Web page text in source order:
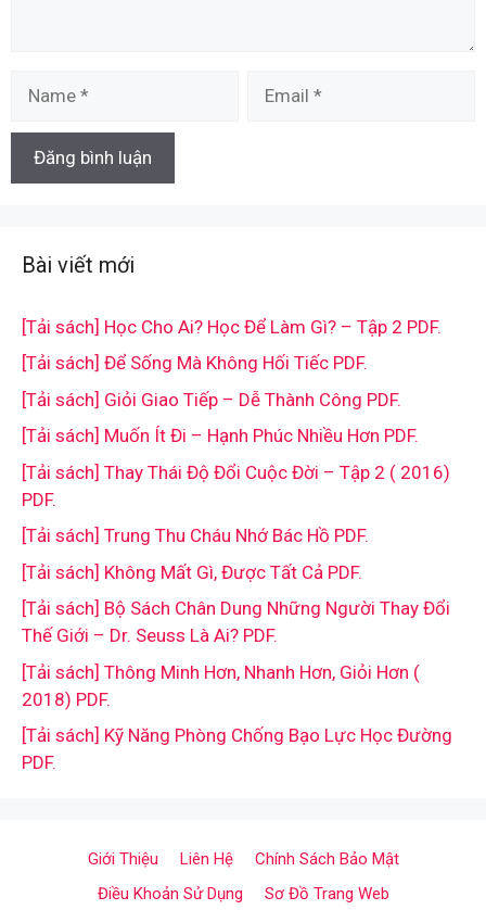
Bài viết mới
[Tải sách] Học Cho Ai? Học Để Làm Gì? – Tập 2 PDF.
[Tải sách] Để Sống Mà Không Hối Tiếc PDF.
[Tải sách] Giỏi Giao Tiếp – Dễ Thành Công PDF.
[Tải sách] Muốn Ít Đi – Hạnh Phúc Nhiều Hơn PDF.
[Tải sách] Thay Thái Độ Đổi Cuộc Đời – Tập 2 ( 2016)
PDF.
[Tải sách] Trung Thu Cháu Nhớ Bác Hồ PDF.
[Tải sách] Không Mất Gì, Được Tất Cả PDF.
[Tải sách] Bộ Sách Chân Dung Những Người Thay Đổi
Thế Giới – Dr. Seuss Là Ai? PDF.
[Tải sách] Thông Minh Hơn, Nhanh Hơn, Giỏi Hơn (
2018) PDF.
[Tải sách] Kỹ Năng Phòng Chống Bạo Lực Học Đường
PDF.
Giới Thiệu Liên Hệ
Chính Sách Bảo Mật
Điều Khoản Sử Dụng
Sơ Đồ Trang Web